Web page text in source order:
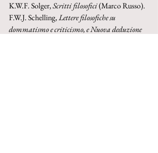
K.W.F. Solger, Scritti filosofici (Marco Russo).
F.W.J. Schelling, Lettere filosofiche su
dommatismo e criticismo, e Nuova deduzione